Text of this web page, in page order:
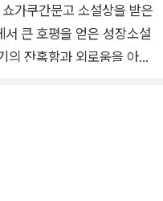
가쿠간문고 소설상을 받은
큰 호평을 얻은 성장소설
의 잔혹함과 외로움을 아프
구들에게서 상처를 입고 마
로운 히토코를 멀리서 응
만 속 깊은 규 할머니, 신